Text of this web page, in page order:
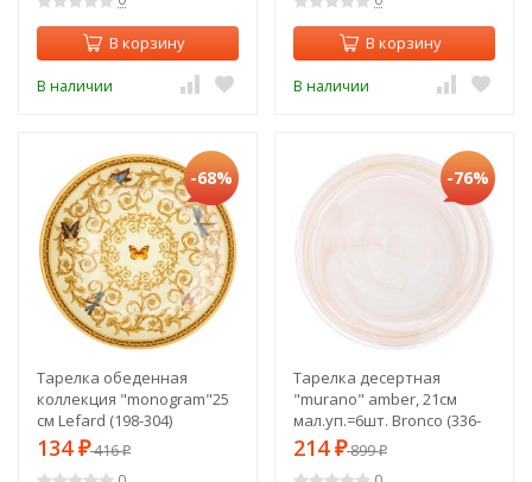
В корзину
В наличии
В корзину
В наличии
-68%
Тарелка обеденная
коллекция "monogram"25
см Lefard (198-304)
134 ₽416₽
-76%
Тарелка десертная
"murano" amber, 21см
мал.уп.=6шт. Bronco (336-
181)
214 ₽899₽